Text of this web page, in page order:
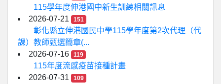
115學年度伸港國中新生訓練相關訊息
2026-07-21
151
彰化縣立伸港國民中學115學年度第2次代理（代
課）教師甄選簡章(...
2026-07-16
119
115年度流感疫苗接種計畫
2026-07-31
109